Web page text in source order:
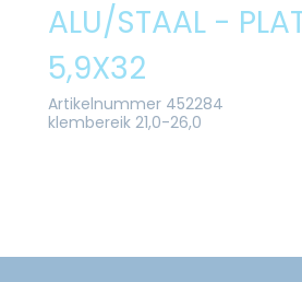
ALU/STAAL -
5,9X32
Artikelnummer 452284
klembereik 21,0-26,0